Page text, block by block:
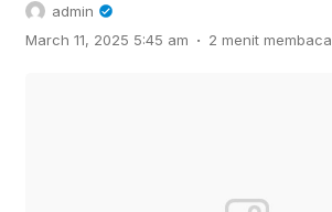
admin
March 11, 2025 5:45 am . 2 menit membaca